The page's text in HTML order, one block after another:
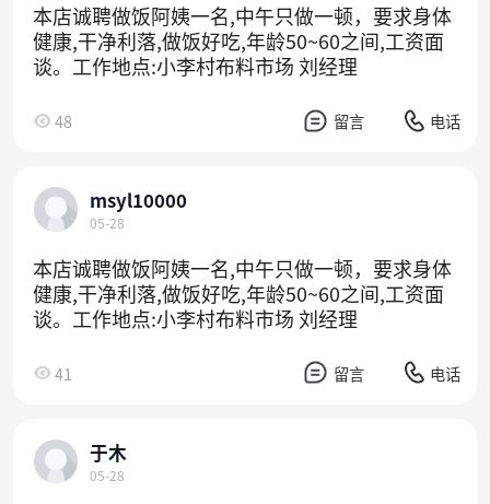
本店诚聘做饭阿姨一名,中午只做一顿，要求身体
健康,干净利落,做饭好吃,年龄50~60之间,工资面
谈。工作地点:小李村布料市场 刘经理
48 留言 电话
msyl10000
05-28
本店诚聘做饭阿姨一名,中午只做一顿，要求身体
健康,干净利落,做饭好吃,年龄50~60之间,工资面
谈。工作地点:小李村布料市场 刘经理
41 留言 电话
于木
05-28